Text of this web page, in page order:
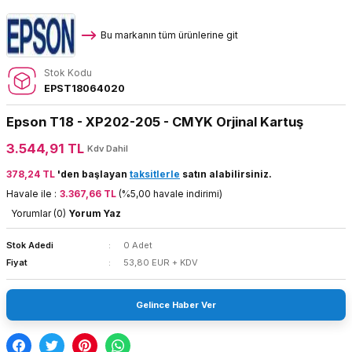
Bu markanın tüm ürünlerine git
Stok Kodu
EPST18064020
Epson T18 - XP202-205 - CMYK Orjinal Kartuş
3.544,91 TL Kdv Dahil
378,24 TL 'den başlayan taksitlerle satın alabilirsiniz.
Havale ile : 3.367,66 TL (%5,00 havale indirimi)
Yorumlar (0) Yorum Yaz
Stok Adedi
0 Adet
Fiyat
53,80 EUR + KDV
Gelince Haber Ver